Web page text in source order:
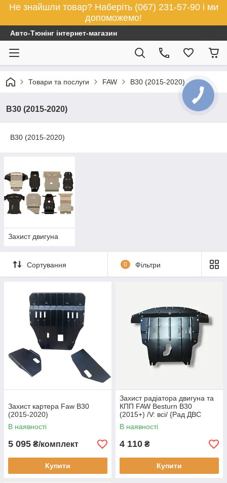
Не знайшли товар? Наберіть (067) 231-57-90 і ми
допоможемо!
Авто-Тюнінг інтернет-магазин
Товари та послуги FAW B30 (2015-2020)
B30 (2015-2020)
B30 (2015-2020)
Захист двигуна
Сортування 0 Фільтри
Захист картера Faw B30
(2015-2020)
В наявності
5 095 ₴/комплект
Купити
Захист радіатора двигуна та
КПП FAW Besturn B30
(2015+) /V: всі/ {Рад ДВС
КПП} КГМ
В наявності
4 110 ₴
Купити